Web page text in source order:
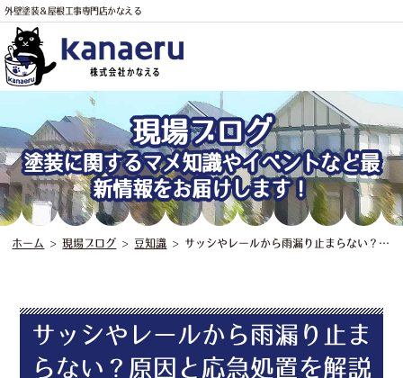
外壁塗装＆屋根工事専門店かなえる
電話
現場ブログ
塗装に関するマメ知識やイベントなど最
新情報をお届けします！
ホーム >現場ブログ > 豆知識 > サッシやレールから雨漏り止まらない？原因と応急処置を解説【茅ヶ崎市・藤沢市の外壁塗装・屋根工事はかなえるへ！】
サッシやレールから雨漏り止ま
らない？原因と応急処置を解説